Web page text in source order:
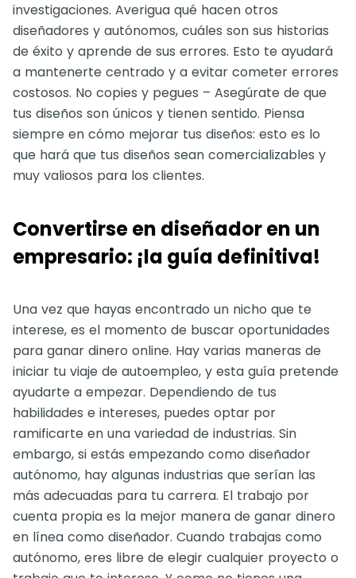
investigaciones. Averigua qué hacen otros
diseñadores y autónomos, cuáles son sus historias
de éxito y aprende de sus errores. Esto te ayudará
a mantenerte centrado y a evitar cometer errores
costosos. No copies y pegues – Asegúrate de que
tus diseños son únicos y tienen sentido. Piensa
siempre en cómo mejorar tus diseños: esto es lo
que hará que tus diseños sean comercializables y
muy valiosos para los clientes.
Convertirse en diseñador en un
empresario: ¡la guía definitiva!
Una vez que hayas encontrado un nicho que te
interese, es el momento de buscar oportunidades
para ganar dinero online. Hay varias maneras de
iniciar tu viaje de autoempleo, y esta guía pretende
ayudarte a empezar. Dependiendo de tus
habilidades e intereses, puedes optar por
ramificarte en una variedad de industrias. Sin
embargo, si estás empezando como diseñador
autónomo, hay algunas industrias que serían las
más adecuadas para tu carrera. El trabajo por
cuenta propia es la mejor manera de ganar dinero
en línea como diseñador. Cuando trabajas como
autónomo, eres libre de elegir cualquier proyecto o